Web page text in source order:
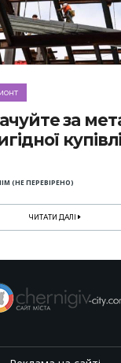
за
купівлі
(НЕ ПЕРЕВІРЕНО)
ЧИТАТИ ДАЛІ